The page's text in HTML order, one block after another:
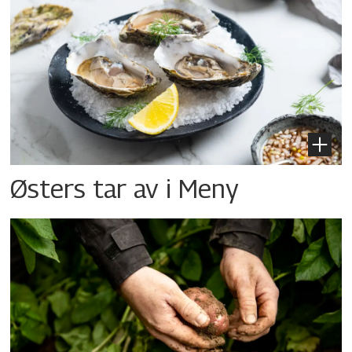
Østers tar av i Meny